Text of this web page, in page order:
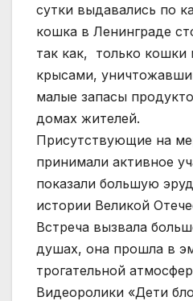
сутки выдавались по
кошка в Ленинграде
так как, только кошки
крысами,
малые запасы
домах жителей.
Присутствующие на
принимали активное
показали большую
истории Великой
Встреча вызвала
душах, она прошла в
трогательной
Видеоролики «Дети